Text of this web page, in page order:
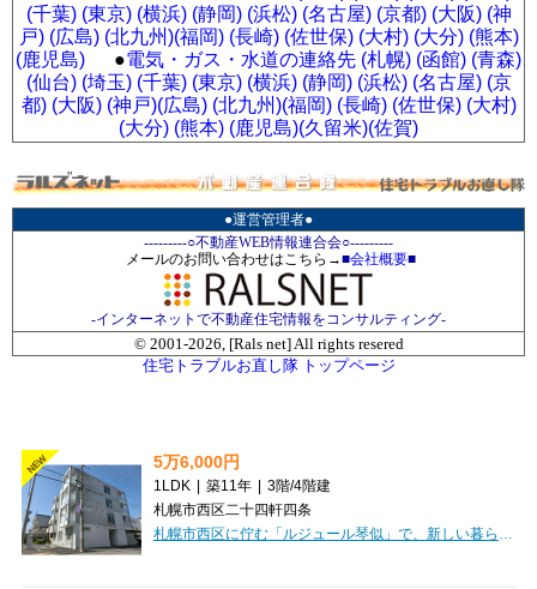
(千葉) (東京) (横浜) (静岡) (浜松) (名古屋) (京都) (大阪) (神
戸) (広島) (北九州)(福岡) (長崎) (佐世保) (大村) (大分) (熊本)
(鹿児島) ●電気・ガス・水道の連絡先 (札幌) (函館) (青森)
(仙台) (埼玉) (千葉) (東京) (横浜) (静岡) (浜松) (名古屋) (京
都) (大阪) (神戸)(広島) (北九州)(福岡) (長崎) (佐世保) (大村)
(大分) (熊本) (鹿児島)(久留米)(佐賀)
●運営管理者●
---------○不動産WEB情報連合会○---------
メールのお問い合わせはこちら→■会社概要■
-インターネットで不動産住宅情報をコンサルティング-
© 2001-2026, [Rals net] All rights resered
住宅トラブルお直し隊 トップページ
NEW 5万6,000円
1LDK | 築11年 | 3階/4階建
札幌市西区二十四軒四条